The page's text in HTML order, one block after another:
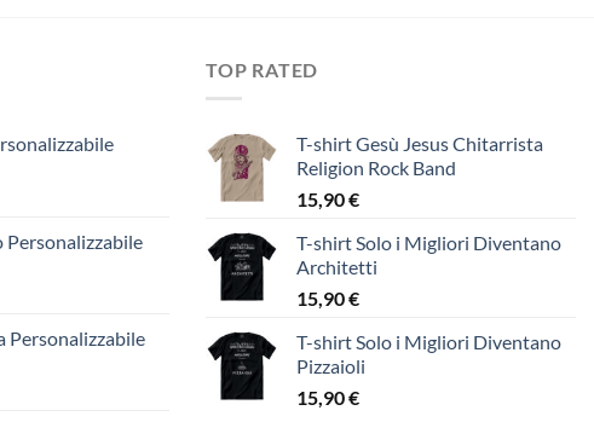
Personalizzabile
Personalizzabile
TOP RATED
T-shirt Gesù Jesus Chitarrista
Religion Rock Band
15,90€
T-shirt Solo i Migliori Diventano
Architetti
15,90€
T-shirt Solo i Migliori Diventano
Pizzaioli
15,90€